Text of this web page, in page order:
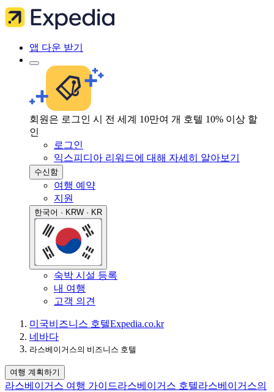
앱 다운 받기
회원은 로그인 시 전 세계 10만여 개 호텔 10% 이상 할
인
로그인
익스피디아 리워드에 대해 자세히 알아보기
수신함
여행 예약
지원
한국어 · KRW · KR
숙박 시설 등록
내 여행
고객 의견
미국비즈니스 호텔Expedia.co.kr
네바다
라스베이거스의 비즈니스 호텔
여행 계획하기
라스베이거스 여행 가이드라스베이거스 호텔라스베이거스의